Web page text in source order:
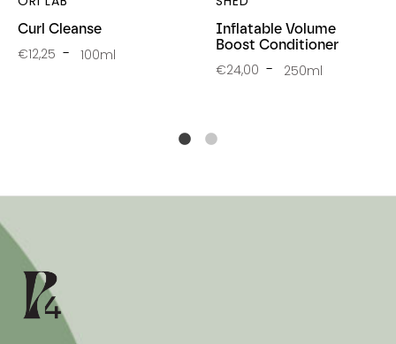
Curl Cleanse
€12,25 100ml
Inflatable Volume
Boost Conditioner
€24,00 250ml